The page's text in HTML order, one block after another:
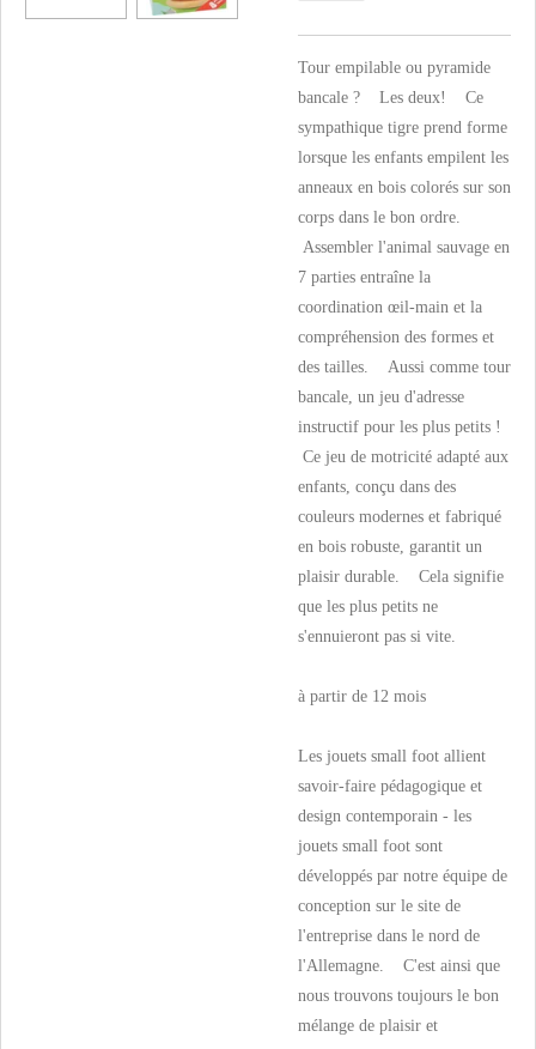
Tour empilable ou pyramide
bancale ? Les deux! Ce
sympathique tigre prend forme
lorsque les enfants empilent les
anneaux en bois colorés sur son
corps dans le bon ordre.
Assembler l'animal sauvage en
7 parties entraîne la
coordination œil-main et la
compréhension des formes et
des tailles. Aussi comme tour
bancale, un jeu d'adresse
instructif pour les plus petits !
Ce jeu de motricité adapté aux
enfants, conçu dans des
couleurs modernes et fabriqué
en bois robuste, garantit un
plaisir durable. Cela signifie
que les plus petits ne
s'ennuieront pas si vite.
à partir de 12 mois
Les jouets small foot allient
savoir-faire pédagogique et
design contemporain - les
jouets small foot sont
développés par notre équipe de
conception sur le site de
l'entreprise dans le nord de
l'Allemagne. C'est ainsi que
nous trouvons toujours le bon
mélange de plaisir et